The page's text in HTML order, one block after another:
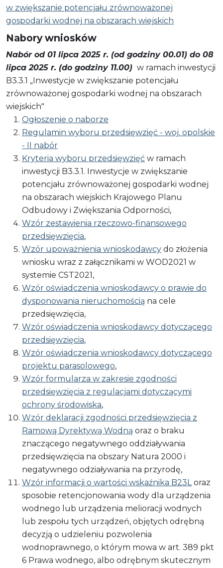
w zwiększanie potencjału zrównoważonej
gospodarki wodnej na obszarach wiejskich
Nabory wniosków
Nabór od 01 lipca 2025 r. (od godziny 00.01) do 08
lipca 2025 r. (do godziny 11.00) w ramach inwestycji
B3.3.1 „Inwestycje w zwiększanie potencjału
zrównoważonej gospodarki wodnej na obszarach
wiejskich"
Ogłoszenie o naborze
Regulamin wyboru przedsięwzięć - woj. opolskie
- II nabór
Kryteria wyboru przedsięwzięć w ramach
inwestycji B3.3.1. Inwestycje w zwiększanie
potencjału zrównoważonej gospodarki wodnej
na obszarach wiejskich Krajowego Planu
Odbudowy i Zwiększania Odporności,
Wzór zestawienia rzeczowo-finansowego
przedsięwzięcia,
Wzór upoważnienia wnioskodawcy do złożenia
wniosku wraz z załącznikami w WOD2021 w
systemie CST2021,
Wzór oświadczenia wnioskodawcy o prawie do
dysponowania nieruchomością na cele
przedsięwzięcia,
Wzór oświadczenia wnioskodawcy dotyczącego
przedsięwzięcia,
Wzór oświadczenia wnioskodawcy dotyczącego
projektu parasolowego,
Wzór formularza w zakresie zgodności
przedsięwzięcia z regulacjami dotyczącymi
ochrony środowiska,
Wzór deklaracji zgodności przedsięwzięcia z
Ramową Dyrektywą Wodną oraz o braku
znaczącego negatywnego oddziaływania
przedsięwzięcia na obszary Natura 2000 i
negatywnego odziaływania na przyrodę,
Wzór informacji o wartości wskaźnika B23Loraz
sposobie retencjonowania wody dla urządzenia
wodnego lub urządzenia melioracji wodnych
lub zespołu tych urządzeń, objętych odrębną
decyzją o udzieleniu pozwolenia
wodnoprawnego, o którym mowa w art. 389 pkt
6 Prawa wodnego, albo odrębnym skutecznym